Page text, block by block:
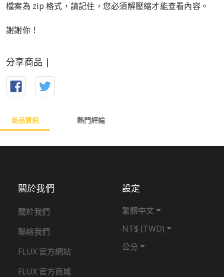
檔案為 zip 格式，請記住，您必須解壓縮才能查看內容。
謝謝你！
分享商品 |
商品資訊 熱門評論
關於我們
關於我們
聯絡我們
FLUX 官方網站
FLUX 官方商城
設定
繁體中文
NT$ (TWD)
公分